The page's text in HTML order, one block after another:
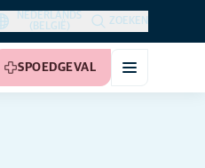
NEDERLANDS
(BELGIË)
ZOEKEN
SPOEDGEVAL